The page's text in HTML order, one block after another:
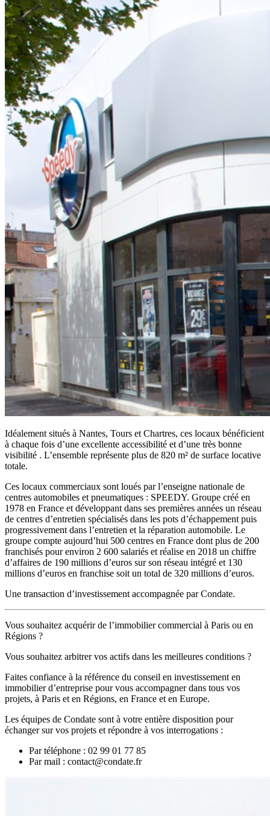
Idéalement situés à Nantes, Tours et Chartres, ces locaux bénéficient
à chaque fois d’une excellente accessibilité et d’une très bonne
visibilité . L’ensemble représente plus de 820 m² de surface locative
totale.
Ces locaux commerciaux sont loués par l’enseigne nationale de
centres automobiles et pneumatiques : SPEEDY. Groupe créé en
1978 en France et développant dans ses premières années un réseau
de centres d’entretien spécialisés dans les pots d’échappement puis
progressivement dans l’entretien et la réparation automobile. Le
groupe compte aujourd’hui 500 centres en France dont plus de 200
franchisés pour environ 2 600 salariés et réalise en 2018 un chiffre
d’affaires de 190 millions d’euros sur son réseau intégré et 130
millions d’euros en franchise soit un total de 320 millions d’euros.
Une transaction d’investissement accompagnée par Condate.
Vous souhaitez acquérir de l’immobilier commercial à Paris ou en
Régions ?
Vous souhaitez arbitrer vos actifs dans les meilleures conditions ?
Faites confiance à la référence du conseil en investissement en
immobilier d’entreprise pour vous accompagner dans tous vos
projets, à Paris et en Régions, en France et en Europe.
Les équipes de Condate sont à votre entière disposition pour
échanger sur vos projets et répondre à vos interrogations :
Par téléphone : 02 99 01 77 85
Par mail : contact@condate.fr